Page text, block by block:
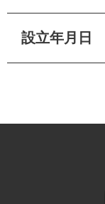
設立年月日